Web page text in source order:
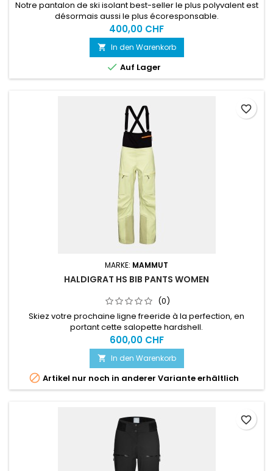
Notre pantalon de ski isolant best-seller le plus polyvalent est
désormais aussi le plus écoresponsable.
400,00 CHF
 In den Warenkorb
 Auf Lager
MARKE: MAMMUT
HALDIGRAT HS BIB PANTS WOMEN
(0)
Skiez votre prochaine ligne freeride à la perfection, en
portant cette salopette hardshell.
600,00 CHF
 In den Warenkorb
 Artikel nur noch in anderer Variante erhältlich
favorite_border
favorite_border